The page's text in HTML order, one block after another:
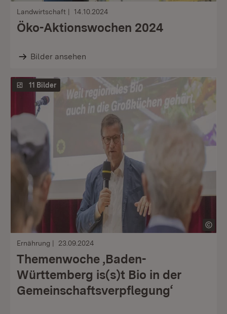
Landwirtschaft 14.10.2024
Öko-Aktionswochen 2024
Bilder ansehen
11 Bilder
Ernährung 23.09.2024
Themenwoche ‚Baden-
Württemberg is(s)t Bio in der
Gemeinschafts­verpflegung‘